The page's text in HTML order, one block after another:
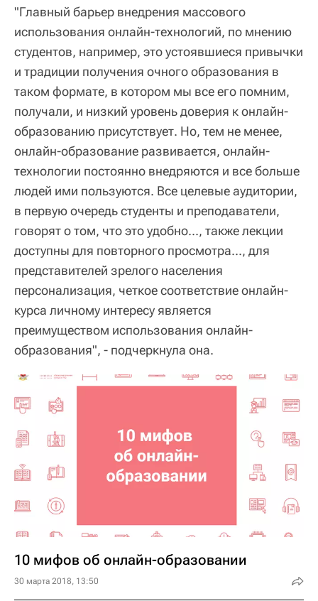
"Главный барьер внедрения массового
использования онлайн-технологий, по мнению
студентов, например, это устоявшиеся привычки
и традиции получения очного образования в
таком формате, в котором мы все его помним,
получали, и низкий уровень доверия к онлайн-
образованию присутствует. Но, тем не менее,
онлайн-образование развивается, онлайн-
технологии постоянно внедряются и все больше
людей ими пользуются. Все целевые аудитории,
в первую очередь студенты и преподаватели,
говорят о том, что это удобно..., также лекции
доступны для повторного просмотра..., для
представителей зрелого населения
персонализация, четкое соответствие онлайн-
курса личному интересу является
преимуществом использования онлайн-
образования", - подчеркнула она.
10 мифов об онлайн-образовании
30 марта 2018, 13:50